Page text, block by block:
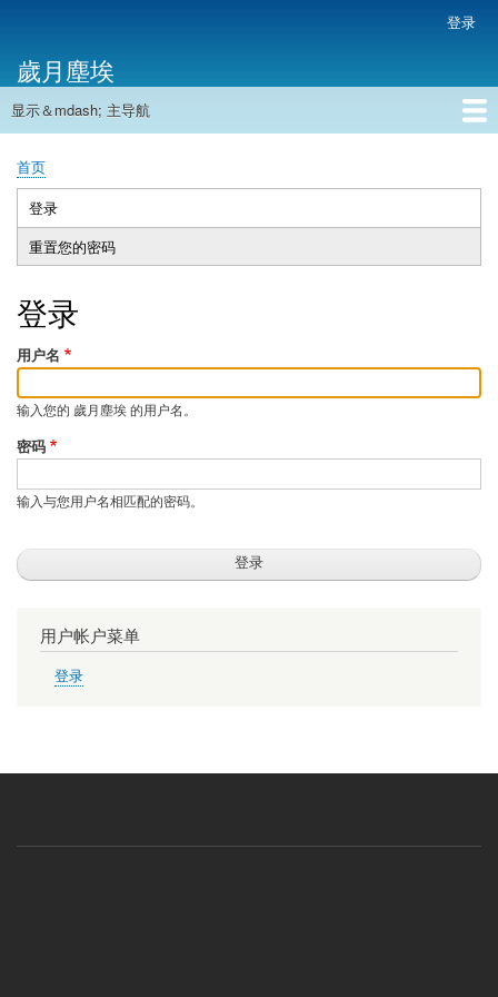
主
内
帐
户
菜
单
登录
歲月塵埃
主
航
显示＆mdash; 主导航
首页
面
包
屑
首页
主
标
登录
动
标
重置您的密码
登录
用户名
输入您的 歲月塵埃 的用户名。
密码
输入与您用户名相匹配的密码。
用户帐户菜单
登录